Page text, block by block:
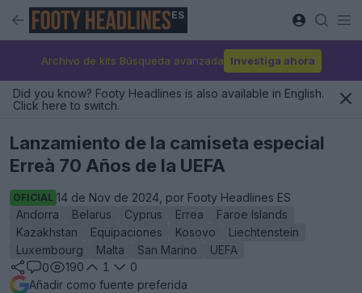
ES
Archivo de kits Búsqueda avanzada Investiga ahora
Did you know? Footy Headlines is also available in English.
Click here to switch.
Lanzamiento de la camiseta especial
Erreà 70 Años de la UEFA
OFICIAL 14 de Nov de 2024, por Footy Headlines ES
Andorra
Belarus Cyprus Errea
Faroe Islands
Kazakhstan
Equipaciones Kosovo
Liechtenstein
Luxembourg
Malta San Marino
UEFA
0
190 1
0
Añadir como fuente preferida